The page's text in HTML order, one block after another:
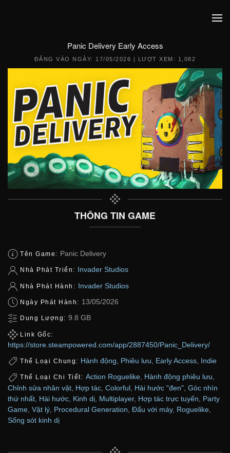
Panic Delivery Early Access
ĐĂNG VÀO NGÀY: 17/05/2026 | LƯỢT XEM: 1,082
THÔNG TIN GAME
Tên Game: Panic Delivery
Nhà Phát Triển: Invader Studios
Nhà Phát Hành: Invader Studios
Ngày Phát Hành: 13/05/2026
Dung Lượng: 9.8 GB
Link Gốc:
https://store.steampowered.com/app/2887450/Panic_Delivery/
Thể Loại Chung: Hành động Phiêu lưu Early Access Indie
Thể Loại Chi Tiết: Action Roguelike, Hành động phiêu lưu,
Chỉnh sửa nhân vật Hợp tác Colorful Hài hước "đen" Góc nhìn
thứ nhất Hài hước Kinh dị Multiplayer, Hợp tác trực tuyến
Party
Game Vật lý Procedural Generation Đấu với máy, Roguelike
Sống sót kinh dị